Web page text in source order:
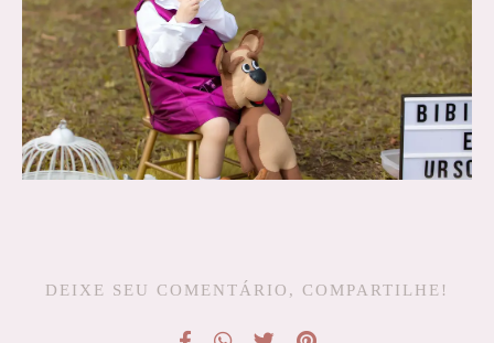
DEIXE SEU COMENTÁRIO, COMPARTILHE!